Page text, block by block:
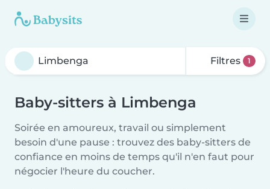
Filtres 1
Baby-sitters à Limbenga
Soirée en amoureux, travail ou simplement
besoin d'une pause : trouvez des baby-sitters de
confiance en moins de temps qu'il n'en faut pour
négocier l'heure du coucher.